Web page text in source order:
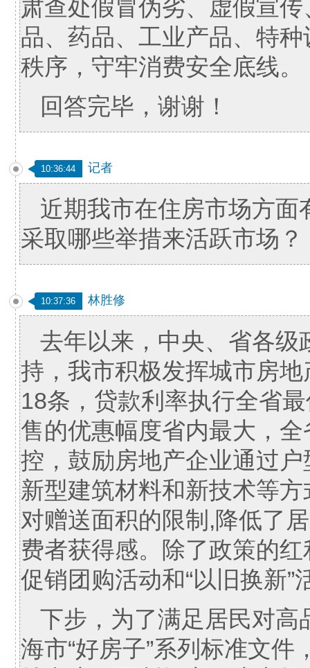
肃查处假冒伪劣、虚假宣
品、药品、工业产品、特
秩序，守牢消费安全底线。
回答完毕，谢谢！
10:36:44 记者
近期我市在住房市场方
采取哪些举措来活跃市场？
10:37:36 林胜修
去年以来，中央、省各级
持，我市积极发挥城市房
18条，贷款利率执行全省
售的优惠幅度省内最大，
控，鼓励房地产企业通过
新型建筑材料和新技术等
对赠送面积的限制,降低了
费者获得感。除了政策的
促销团购活动和“以旧换新
下步，为了满足居民对高
海市“好房子”系列标准文